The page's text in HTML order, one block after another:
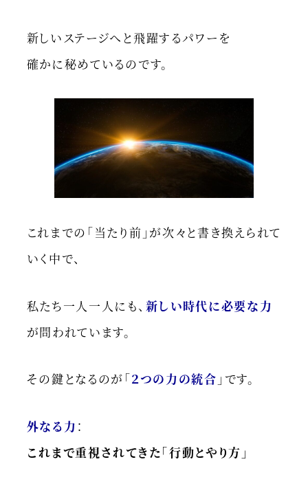
新しいステージへと飛躍するパワーを
確かに秘めているのです。
これまでの「当たり前」が次々と書き換えられて
いく中で、
私たち一人一人にも、 新しい時代に必要な力
が問われています。
その鍵となるのが「２つの力の統合 」です。
外なる力 ：
これまで重視されてきた「行動とやり方」